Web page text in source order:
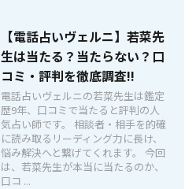
【電話占いヴェルニ】若菜先
生は当たる？当たらない？口
コミ・評判を徹底調査!!
電話占いヴェルニの若菜先生は鑑定
歴9年、口コミで当たると評判の人
気占い師です。 相談者・相手を的確
に読み取るリーディング力に長け、
悩み解決へと繋げてくれます。 今回
は、若菜先生が本当に当たるのか、
口コ ...